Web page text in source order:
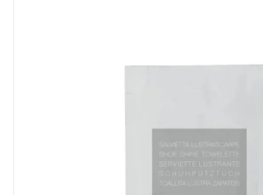
Alimentaire & jetable